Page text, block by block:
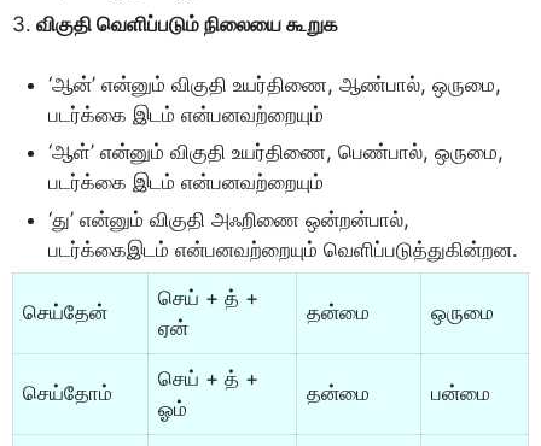
3. விகுதி வெளிப்படும் நிலையை கூறுக
‘ஆன்’ என்னும் விகுதி உயர்திணை, ஆண்பால், ஒருமை,
படர்க்கை இடம் என்பனவற்றையும்
‘ஆள்’ என்னும் விகுதி உயர்திணை, பெண்பால், ஒருமை,
படர்க்கை இடம் என்பனவற்றையும்
‘து’ என்னும் விகுதி அஃறிணை ஒன்றன்பால்,
படர்க்கைஇடம் என்பனவற்றையும் வெளிப்படுத்துகின்றன.
செய்தேன்
செய் + த் +
ஏன்
தன்மை ஒருமை
செய்தோம்
செய் + த் +
ஓம்
தன்மை பன்மை